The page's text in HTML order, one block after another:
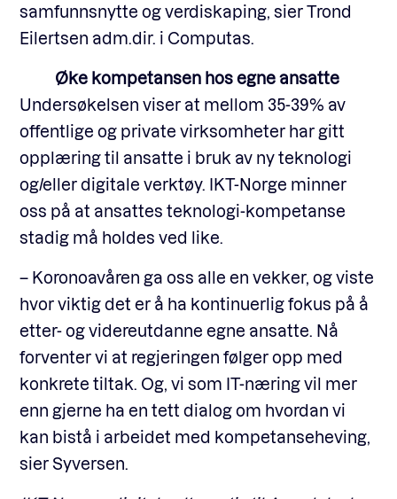
samfunnsnytte og verdiskaping, sier Trond
Eilertsen adm.dir. i Computas.
Øke kompetansen hos egne ansatte
Undersøkelsen viser at mellom 35-39% av
offentlige og private virksomheter har gitt
opplæring til ansatte i bruk av ny teknologi
og/eller digitale verktøy. IKT-Norge minner
oss på at ansattes teknologi-kompetanse
stadig må holdes ved like.
– Koronoavåren ga oss alle en vekker, og viste
hvor viktig det er å ha kontinuerlig fokus på å
etter- og videreutdanne egne ansatte. Nå
forventer vi at regjeringen følger opp med
konkrete tiltak. Og, vi som IT-næring vil mer
enn gjerne ha en tett dialog om hvordan vi
kan bistå i arbeidet med kompetanseheving,
sier Syversen.